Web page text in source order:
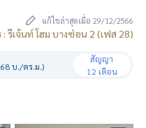
แก้ไขล่าสุดเมื่อ 29/12/2566
: รีเจ้นท์ โฮม บางซ่อน 2 (เฟส 28)
บ./ตร.ม.)
สัญญา
12 เดือน